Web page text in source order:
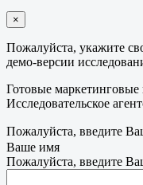
×
Пожалуйста, укажите
демо-версии
Готовые
Исследовательское
Пожалуйста, введите
Ваше имя
Пожалуйста, введите